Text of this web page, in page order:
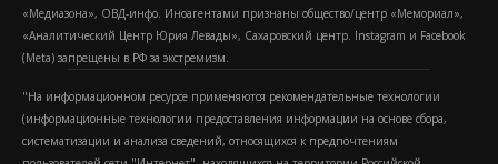
«Медиазона», ОВД-инфо. Иноагентами признаны общество/центр «Мемориал»,
«Аналитический Центр Юрия Левады», Сахаровский центр. Instagram и Facebook
(Metа) запрещены в РФ за экстремизм.
"На информационном ресурсе применяются рекомендательные технологии
(информационные технологии предоставления информации на основе сбора,
систематизации и анализа сведений, относящихся к предпочтениям